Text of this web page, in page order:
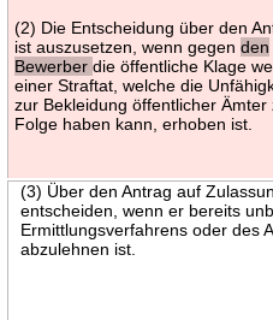
(2) Die Entscheidung über den
ist auszusetzen, wenn gegenden
Bewerberdie öffentliche Klage
einer Straftat, welche die
zur Bekleidung öffentlicher Ämter
Folge haben kann, erhoben ist.
(3) Über den Antrag auf
entscheiden, wenn er bereits
Ermittlungsverfahrens oder des
abzulehnen ist.